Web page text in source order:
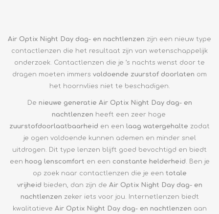
Air Optix Night Day dag- en nachtlenzen zijn een nieuw type
contactlenzen die het resultaat zijn van wetenschappelijk
onderzoek. Contactlenzen die je ’s nachts wenst door te
dragen moeten immers voldoende zuurstof doorlaten om
het hoornvlies niet te beschadigen.
De nieuwe generatie Air Optix Night Day dag- en
nachtlenzen heeft een zeer hoge
zuurstofdoorlaatbaarheid en een laag watergehalte zodat
je ogen voldoende kunnen ademen en minder snel
uitdrogen. Dit type lenzen blijft goed bevochtigd en biedt
een hoog lenscomfort en een constante helderheid. Ben je
op zoek naar contactlenzen die je een totale
vrijheid bieden, dan zijn de Air Optix Night Day dag- en
nachtlenzen zeker iets voor jou. Internetlenzen biedt
kwalitatieve Air Optix Night Day dag- en nachtlenzen aan